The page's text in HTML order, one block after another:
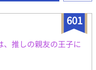
601
、推しの親友の王子に